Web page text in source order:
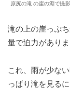
原尻の滝 の崖の淵で撮影
滝の上の崖っぷ
量で迫力がありま
これ、雨が少な
っぱり滝を見る